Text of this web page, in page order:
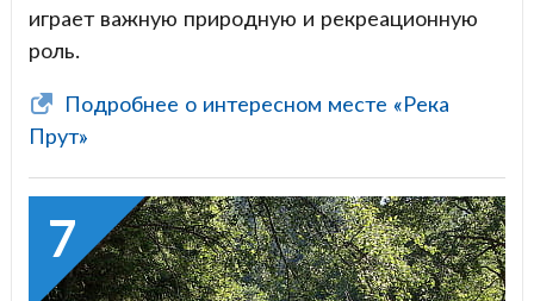
играет важную природную и рекреационную
роль.
Подробнее о интересном месте «Река
Прут»
7